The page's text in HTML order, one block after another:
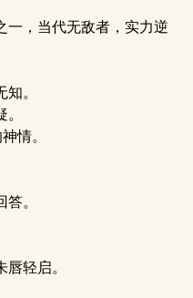
，当代无敌者，实力逆
。
情。
。
轻启。